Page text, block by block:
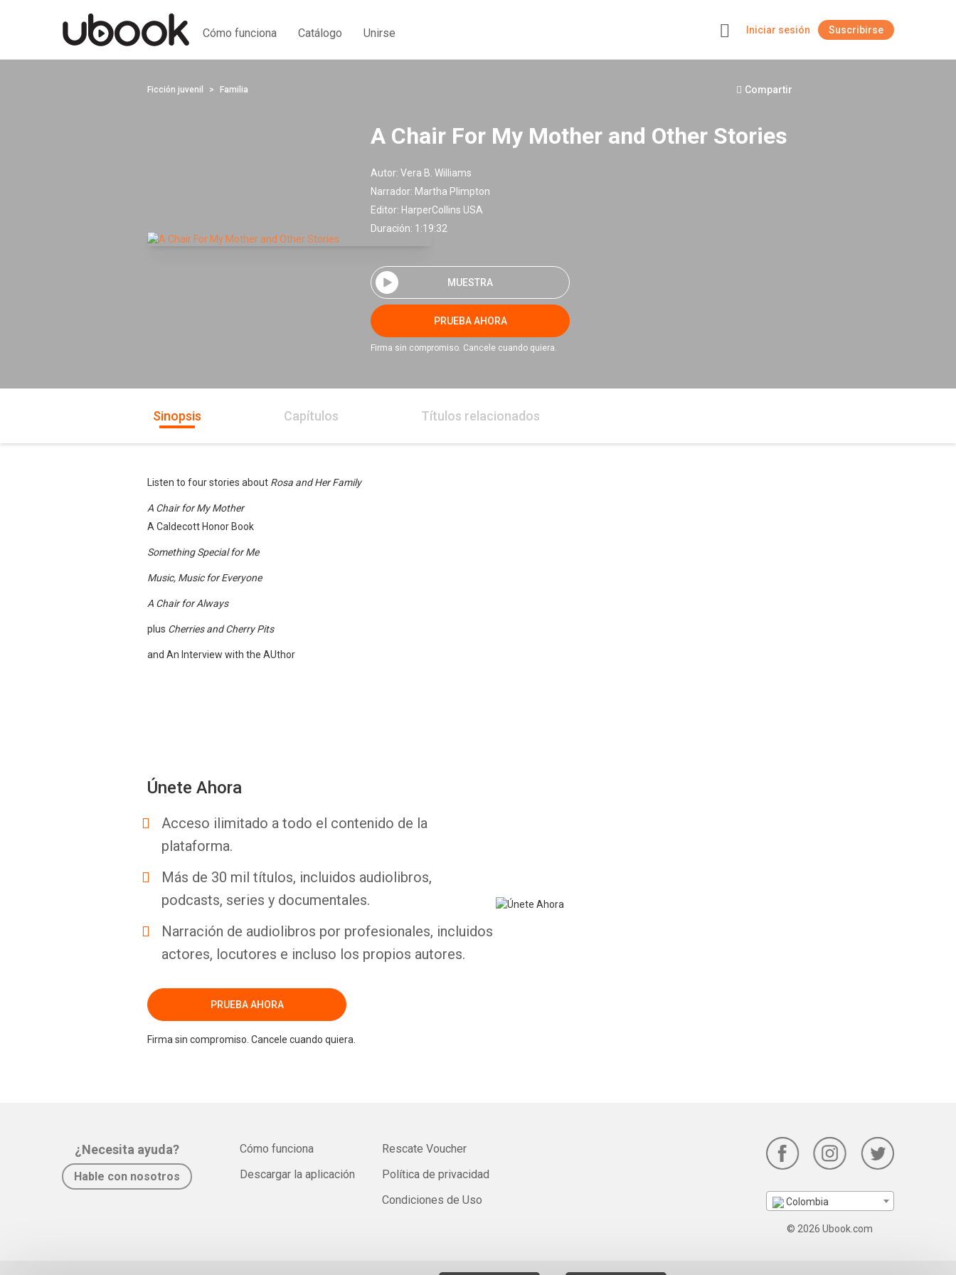
Cómo funciona Catálogo Unirse Iniciar sesión Suscribirse
Ficción juvenil Familia Compartir
A Chair For My Mother and Other Stories
Autor: Vera B. Williams
Narrador: Martha Plimpton
Editor: HarperCollins USA
Duración: 1:19:32
MUESTRA
PRUEBA AHORA
Firma sin compromiso. Cancele cuando quiera.
Sinopsis Capítulos Títulos relacionados
Listen to four stories about Rosa and Her Family
A Chair for My Mother
A Caldecott Honor Book
Something Special for Me
Music, Music for Everyone
A Chair for Always
plus Cherries and Cherry Pits
and An Interview with the AUthor
Únete Ahora
Acceso ilimitado a todo el contenido de la
plataforma.
Más de 30 mil títulos, incluidos audiolibros,
podcasts, series y documentales.
Narración de audiolibros por profesionales, incluidos
actores, locutores e incluso los propios autores.
PRUEBA AHORA
Firma sin compromiso. Cancele cuando quiera.
¿Necesita ayuda?
Hable con nosotros
Cómo funciona
Descargar la aplicación
Rescate Voucher
Política de privacidad
Condiciones de Uso
Colombia
© 2026 Ubook.com